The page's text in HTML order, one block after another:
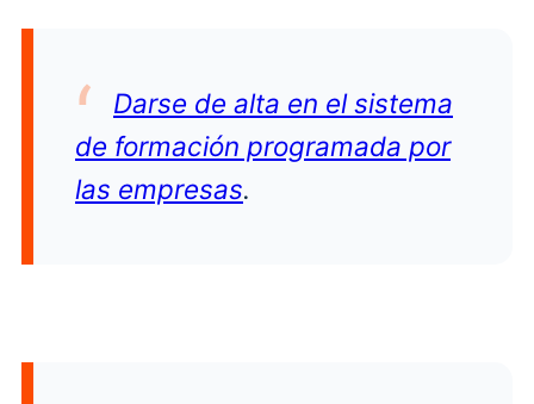
Darse de alta en el sistema
de formación programada por
las empresas.